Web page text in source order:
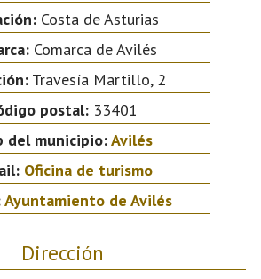
Costa de Asturias
Comarca de Avilés
Travesía Martillo, 2
postal:33401
del municipio:Avilés
Oficina de turismo
Ayuntamiento de Avilés
Dirección